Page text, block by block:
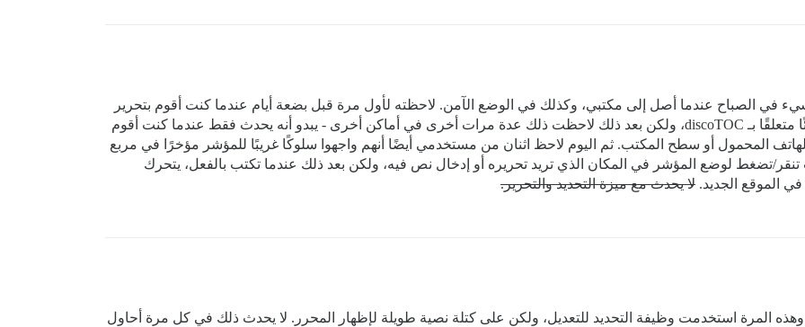
في الصباح عندما أصل إلى مكتبي، وكذلك في الوضع الآمن. لاحظته لأول مرة قبل بضعة أيام عندما كنت أقوم بتحرير
دليل المشرف الخاص بنا واعتقدت أنه ربما يكون شيئًا متعلقًا بـ discoTOC، ولكن بعد ذلك لاحظت ذلك عدة مرات أخرى في أماكن أخرى - يبدو أنه يحدث فقط عندما كنت أقوم
المحمول أو سطح المكتب. ثم اليوم لاحظ اثنان من مستخدمي أيضًا أنهم واجهوا سلوكًا غريبًا للمؤشر مؤخرًا في مربع
تضغط لوضع المؤشر في المكان الذي تريد تحريره أو إدخال نص فيه، ولكن بعد ذلك عندما تكتب بالفعل، يتحرك
الموقع الجديد. لا يحدث مع ميزة التحديد والتحرير.
المرة استخدمت وظيفة التحديد للتعديل، ولكن على كتلة نصية طويلة لإظهار المحرر. لا يحدث ذلك في كل مرة أحاول